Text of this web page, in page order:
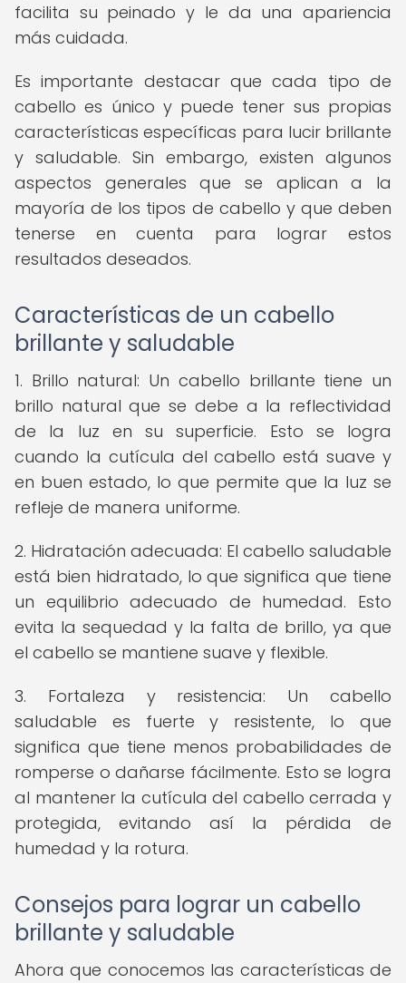
facilita su peinado y le da una apariencia
más cuidada.
Es importante destacar que cada tipo de
cabello es único y puede tener sus propias
características específicas para lucir brillante
y saludable. Sin embargo, existen algunos
aspectos generales que se aplican a la
mayoría de los tipos de cabello y que deben
tenerse en cuenta para lograr estos
resultados deseados.
Características de un cabello
brillante y saludable
1. Brillo natural: Un cabello brillante tiene un
brillo natural que se debe a la reflectividad
de la luz en su superficie. Esto se logra
cuando la cutícula del cabello está suave y
en buen estado, lo que permite que la luz se
refleje de manera uniforme.
2. Hidratación adecuada: El cabello saludable
está bien hidratado, lo que significa que tiene
un equilibrio adecuado de humedad. Esto
evita la sequedad y la falta de brillo, ya que
el cabello se mantiene suave y flexible.
3. Fortaleza y resistencia: Un cabello
saludable es fuerte y resistente, lo que
significa que tiene menos probabilidades de
romperse o dañarse fácilmente. Esto se logra
al mantener la cutícula del cabello cerrada y
protegida, evitando así la pérdida de
humedad y la rotura.
Consejos para lograr un cabello
brillante y saludable
Ahora que conocemos las características de